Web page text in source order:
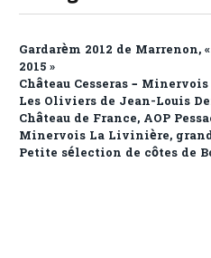
Gardarèm 2012 de
2015 »
Château Cesseras –
Les Oliviers de Jean-Louis
Château de France, AOP
Minervois La Livinière,
Petite sélection de côtes de